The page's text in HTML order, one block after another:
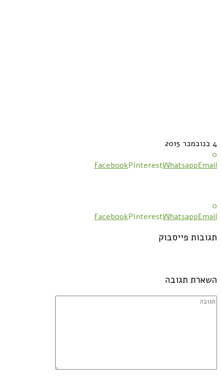
4 בנובמבר 2015
0
FacebookPinterestWhatsappEmail
0
FacebookPinterestWhatsappEmail
תגובות פייסבוק
השארת תגובה